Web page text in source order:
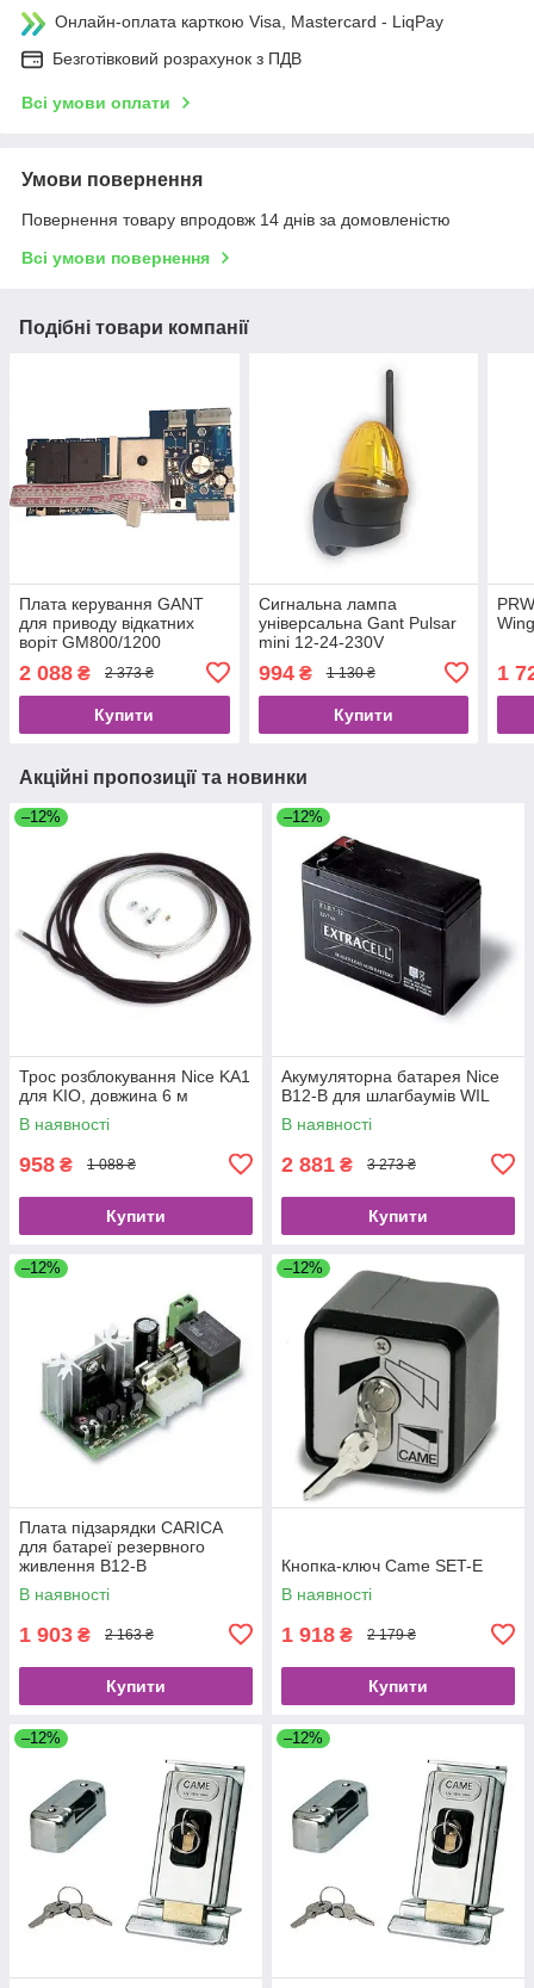
Онлайн-оплата карткою Visa, Mastercard - LiqPay
Безготівковий розрахунок з ПДВ
Всі умови оплати
Умови повернення
Повернення товару впродовж 14 днів за домовленістю
Всі умови повернення
Подібні товари компанії
Плата керування GANT
для приводу відкатних
воріт GM800/1200
2 088 ₴ 2 373 ₴
Купити
Сигнальна лампа
універсальна Gant Pulsar
mini 12-24-230V
994₴ 1 130 ₴
Купити
1
Акційні пропозиції та новинки
–12%
Трос розблокування Nice KA1
для KIO, довжина 6 м
В наявності
958 ₴ 1 088 ₴
Купити
–12%
Акумуляторна батарея Nice
B12-B для шлагбаумів WIL
В наявності
2 881 ₴ 3 273 ₴
Купити
–12%
Плата підзарядки CARICA
для батареї резервного
живлення B12-B
В наявності
1 903 ₴ 2 163 ₴
Купити
–12%
Кнопка-ключ Came SET-E
В наявності
1 918 ₴ 2 179 ₴
Купити
–12% –12%